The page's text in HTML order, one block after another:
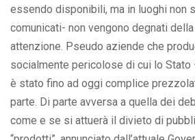
essendo disponibili, ma in luoghi non
comunicati- non vengono degnati
attenzione. Pseudo aziende che
socialmente pericolose di cui lo Stato
è stato fino ad oggi complice
parte. Di parte avversa a quella dei
come e se si attuerà il divieto di